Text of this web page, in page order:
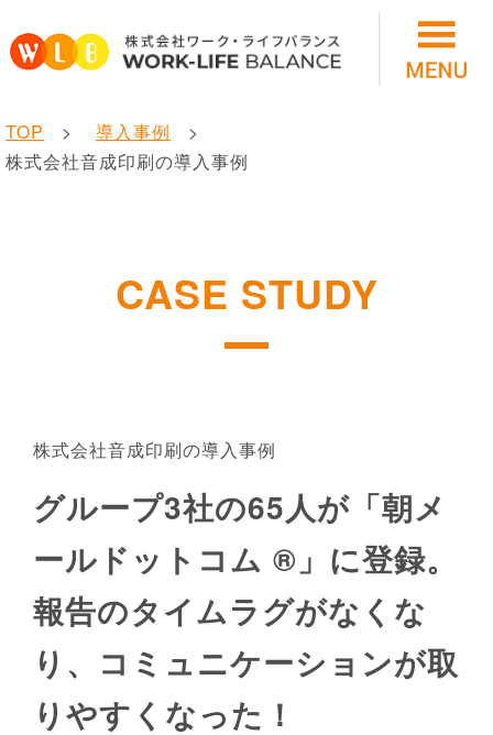
TOP
導入事例
株式会社音成印刷の導入事例
CASE STUDY
株式会社音成印刷の導入事例
グループ3社の65人が「朝メ
ールドットコム ®」に登録。
報告のタイムラグがなくな
り、コミュニケーションが取
りやすくなった！